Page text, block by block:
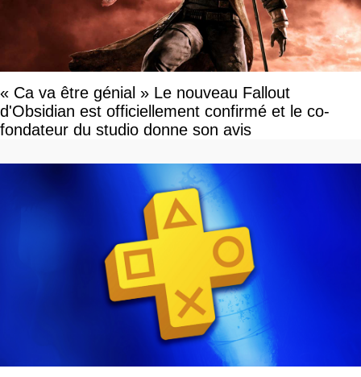
« Ca va être génial » Le nouveau Fallout
d'Obsidian est officiellement confirmé et le co-
fondateur du studio donne son avis